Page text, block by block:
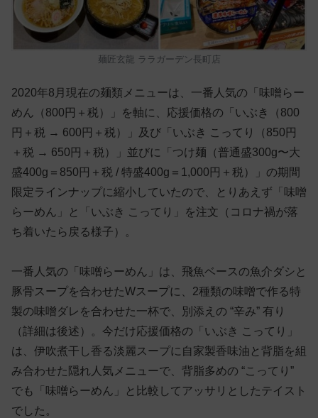
麺匠玄龍 ララガーデン長町店
2020年8月現在の麺類メニューは、一番人気の「味噌らー
めん（800円＋税）」を軸に、応援価格の「いぶき（800
円＋税 → 600円＋税）」及び「いぶき こってり（850円
＋税 → 650円＋税）」並びに「つけ麺（普通盛300g〜大
盛400g＝850円＋税 / 特盛400g＝1,000円＋税）」の期間
限定ラインナップに縮小していたので、とりあえず「味噌
らーめん」と「いぶき こってり」を注文（コロナ禍が落
ち着いたら戻る様子）。
一番人気の「味噌らーめん」は、飛魚ベースの魚介ダシと
豚骨スープを合わせたWスープに、2種類の味噌で作る特
製の味噌ダレを合わせた一杯で、別添えの “辛み” 有り
（詳細は後述）。今だけ応援価格の「いぶき こってり」
は、伊吹煮干し香る淡麗スープに自家製香味油と背脂を組
み合わせた隠れ人気メニューで、背脂多めの “こってり”
でも「味噌らーめん」と比較してアッサリとしたテイスト
でした。